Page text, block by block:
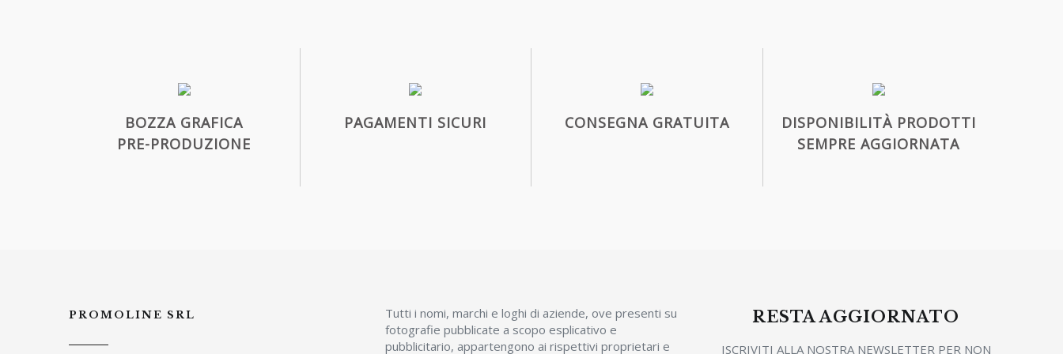
BOZZA GRAFICA
PRE-PRODUZIONE
PAGAMENTI SICURI CONSEGNA GRATUITA
DISPONIBILITÀ PRODOTTI
SEMPRE AGGIORNATA
PROMOLINE SRL
Tutti i nomi, marchi e loghi di aziende, ove presenti su
fotografie pubblicate a scopo esplicativo e
pubblicitario, appartengono ai rispettivi proprietari e
RESTA AGGIORNATO
ISCRIVITI ALLA NOSTRA NEWSLETTER PER NON